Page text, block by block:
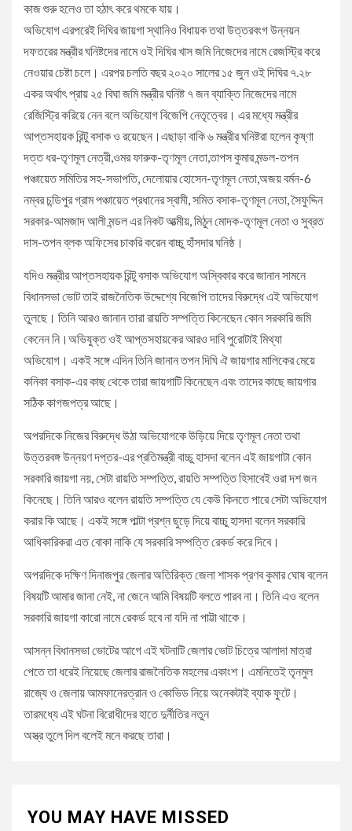
কাজ শুরু হলেও তা হঠাৎ করে থমকে যায়।
অভিযোগ এরপরেই দিঘির জায়গা স্থানিও বিধায়ক তথা উত্তরবংগ উন্নয়ন
দফতরের মন্ত্রীর ঘনিষ্টদের নামে ওই দিঘির খাস জমি নিজেদের নামে রেজস্ট্রি করে
নেওয়ার চেষ্টা চলে। এরপর চলতি বছর ২০২০ সালের ১৫ জুন ওই দিঘির ৭.২৮
একর অর্থাৎ প্রায় ২৫ বিঘা জমি মন্ত্রীর ঘনিষ্ট ৭ জন ব্যাক্তি নিজেদের নামে
রেজিস্ট্রি করিয়ে নেন বলে অভিযোগ বিজেপি নেতৃত্বের। এর মধ্যে মন্ত্রীর
আপ্তসহায়ক রিন্টু বসাক ও রয়েছেন।এছাড়া বাকি ৬ মন্ত্রীর ঘনিষ্টরা হলেন কৃষ্ণা
দত্ত ধর-তৃণমূল নেত্রী,ওমর ফারুক-তৃণমূল নেতা,তাপস কুমার মন্ডল-তপন
পঞ্চায়েত সমিতির সহ-সভাপতি, দেলোয়ার হোসেন-তৃণমূল নেতা,অজয় বর্মন-6
নম্বর চন্ডিপুর গ্রাম পঞ্চায়েত প্রধানের স্বামী, সমিত বসাক-তৃণমূল নেতা, সৈফুদ্দিন
সরকার-আমজাদ আলী মন্ডল এর নিকট আত্মীয়, মিঠুন মোদক-তৃণমূল নেতা ও সুব্রত
দাস-তপন ব্লক অফিসের চাকরি করেন বাচ্চু হাঁসদার ঘনিষ্ঠ।
যদিও মন্ত্রীর আপ্তসহায়ক রিন্টু বসাক অভিযোগ অস্বিকার করে জানান সামনে
বিধানসভা ভোট তাই রাজনৈতিক উদ্দেশ্যে বিজেপি তাদের বিরুদ্ধে এই অভিযোগ
তুলছে। তিনি আরও জানান তারা রায়তি সম্পত্তি কিনেছেন কোন সরকারি জমি
কেনেন নি।অভিযুক্ত ওই আপ্তসহায়কের আরও দাবি পুরোটাই মিথ্যা
অভিযোগ। একই সঙ্গে এদিন তিনি জানান তপন দিঘি ঐ জায়গার মালিকের মেয়ে
কনিকা বসাক-এর কাছ থেকে তারা জায়গাটি কিনেছেন এবং তাদের কাছে জায়গার
সঠিক কাগজপত্র আছে।
অপরদিকে নিজের বিরুদ্ধে উঠা অভিযোগকে উড়িয়ে দিয়ে তৃণমূল নেতা তথা
উত্তরবঙ্গ উন্নয়ণ দপ্তর-এর প্রতিমন্ত্রী বাচ্চু হাসদা বলেন এই জায়গাটা কোন
সরকারি জায়গা নয়, সেটা রায়তি সম্পত্তি, রায়তি সম্পত্তি হিসাবেই ওরা দশ জন
কিনেছে। তিনি আরও বলেন রায়তি সম্পত্তি যে কেউ কিনতে পারে সেটা অভিযোগ
করার কি আছে। একই সঙ্গে পাল্টা প্রশ্ন ছুড়ে দিয়ে বাচ্চু হাসদা বলেন সরকারি
আধিকারিকরা এত বোকা নাকি যে সরকারি সম্পত্তি রেকর্ড করে দিবে।
অপরদিকে দক্ষিণ দিনাজপুর জেলার অতিরিক্ত জেলা শাসক প্রণব কুমার ঘোষ বলেন
বিষয়টি আমার জানা নেই, না জেনে আমি বিষয়টি বলতে পারব না। তিনি এও বলেন
সরকারি জায়গা কারো নামে রেকর্ড হবে না যদি না পাট্টা থাকে।
আসন্ন বিধানসভা ভোটের আগে এই ঘটনাটি জেলার ভোট চিত্রে আলাদা মাত্রা
পেতে তা ধরেই নিয়েছে জেলার রাজনৈতিক মহলের একাংশ। এমনিতেই তৃনমুল
রাজ্যে ও জেলায় আমফানেরত্রান ও কোভিড নিয়ে অনেকটাই ব্যাক ফুটে।
তারমধ্যে এই ঘটনা বিরোধীদের হাতে দুর্নীতির নতুন
অস্ত্র তুলে দিল বলেই মনে করছে তারা।
YOU MAY HAVE MISSED